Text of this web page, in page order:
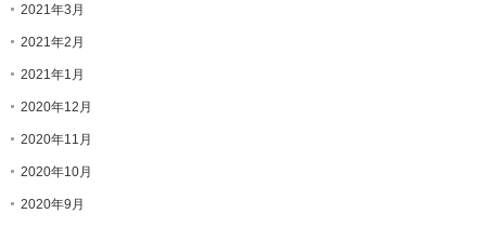
2021年3月
2021年2月
2021年1月
2020年12月
2020年11月
2020年10月
2020年9月